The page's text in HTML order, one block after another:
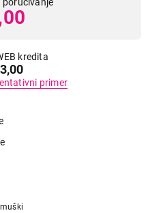
poručivanje
kredita
primer